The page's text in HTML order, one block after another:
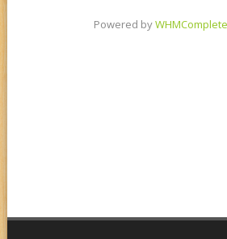
Powered by